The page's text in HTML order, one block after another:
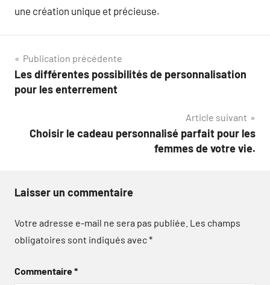
une création unique et précieuse.
Navigation
de
Publication précédente
Les différentes possibilités de personnalisation
pour les enterrement
Article suivant
Choisir le cadeau personnalisé parfait pour les
femmes de votre vie.
Laisser un commentaire
Votre adresse e-mail ne sera pas publiée. Les champs
obligatoires sont indiqués avec*
Commentaire*